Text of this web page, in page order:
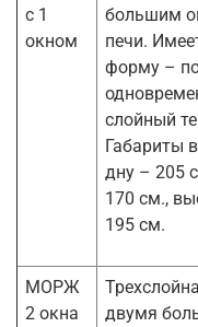
с 1
окном
большим
печи.
форму –
слойный
Габариты
дну – 205
170 см.,
195 см.
МОРЖ
2 окна
двумя